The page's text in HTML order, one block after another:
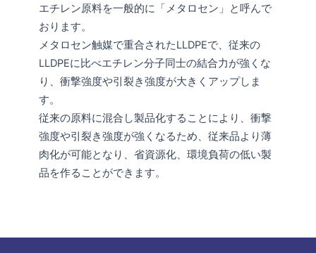
エチレン原料を一般的に「メタロセン」と呼んで
おります。
メタロセン触媒で重合されたLLDPEで、従来の
LLDPEに比べエチレン分子同士の結合力が強くな
り、衝撃強度や引裂き強度が大きくアップしま
す。
従来の原料に混合し製品化することにより、衝撃
強度や引裂き強度が強くなるため、従来品より薄
肉化が可能となり、省資源化、環境負荷の低い製
品を作ることができます。